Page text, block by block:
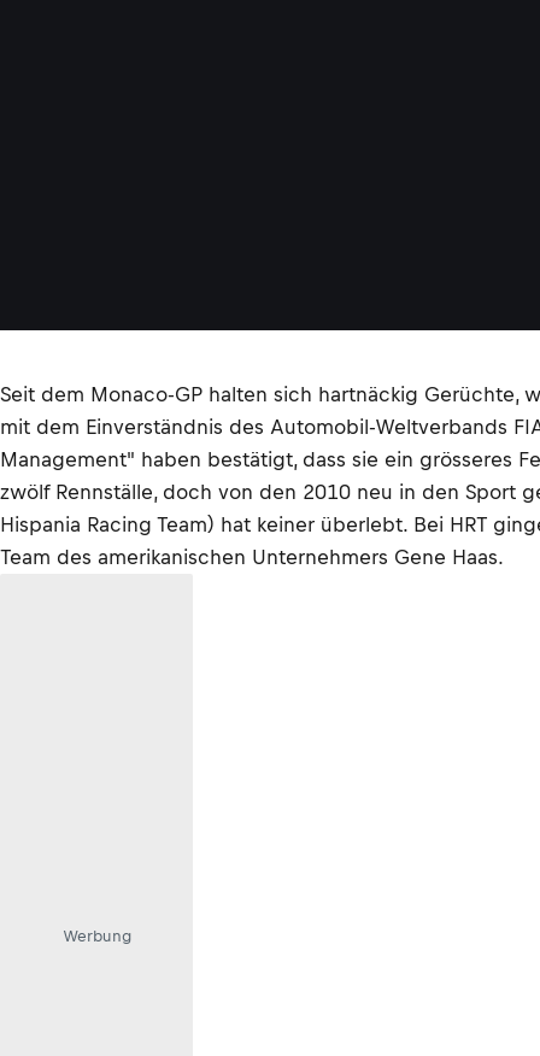
Seit dem Monaco-GP halten sich hartnäckig Gerüchte,
mit dem Einverständnis des Automobil-Weltverbands
Management" haben bestätigt, dass sie ein grösseres
zwölf Rennställe, doch von den 2010 neu in den Sport
Hispania Racing Team) hat keiner überlebt. Bei HRT
Team des amerikanischen Unternehmers Gene Haas.
Werbung